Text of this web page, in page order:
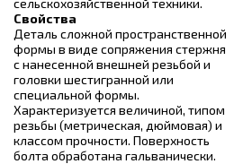
сельскохозяйственной техники.
Свойства
Деталь сложной пространственной
формы в виде сопряжения стержня
с нанесенной внешней резьбой и
головки шестигранной или
специальной формы.
Характеризуется величиной, типом
резьбы (метрическая, дюймовая) и
классом прочности. Поверхность
болта обработана гальванически.